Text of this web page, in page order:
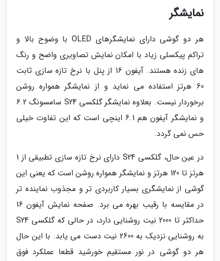
نمایشگر
هر دو گوشی دارای نمایشگرهای OLED با وضوح بالا و
تراکم پیکسلی زیاد با امکان نمایش تصاویری واضح و رنگ
های زنده هستند. آیفون 16 از پنل با نرخ تازه سازی ثابت
60 هرتز استفاده می نماید و از نمایشگر همواره روشن
برخوردار نیست. بعلاوه نمایشگر گلکسی S24 سامسونگ 6.2
و نمایشگر آیفون هم 6.1 اینچی است که این تفاوت خیلی
حس نمی گردد.
در عین حال، گلکسی S24 دارای نرخ تازه سازی تطبیقی از 1
هرتز تا 120 هرتز و نمایشگر همواره روشن است که یعنی این
گوشی از نمایشگری بسیار کاربردی تر و مجذوب نماینده تر
در مقایسه با رقیب بهره می برد. صفحه نمایش آیفون 16
حداکثر تا 2000 نیت روشنایی دارد، در حالی که گلکسی S24
به روشنایی نزدیک به 2600 نیت دست می یابد. با این حال
هر دو گوشی در نور مستقیم خورشید قطعا عملکرد فوق